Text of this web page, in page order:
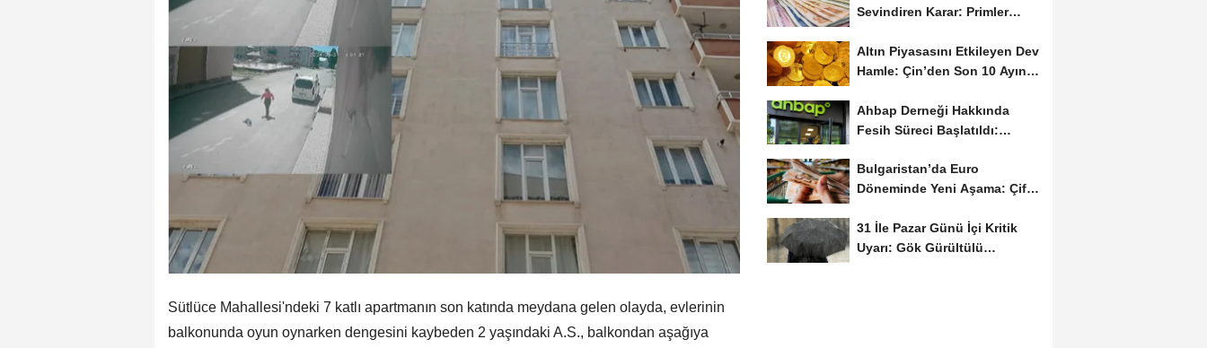
Sütlüce Mahallesi'ndeki 7 katlı apartmanın son katında meydana gelen olayda, evlerinin
balkonunda oyun oynarken dengesini kaybeden 2 yaşındaki A.S., balkondan aşağıya
Sevindiren Karar: Primler
Altın Piyasasını Etkileyen Dev
Hamle: Çin’den Son 10 Ayın
Ahbap Derneği Hakkında
Fesih Süreci Başlatıldı:
Bulgaristan’da Euro
Döneminde Yeni Aşama: Çift
31 İle Pazar Günü İçi Kritik
Uyarı: Gök Gürültülü